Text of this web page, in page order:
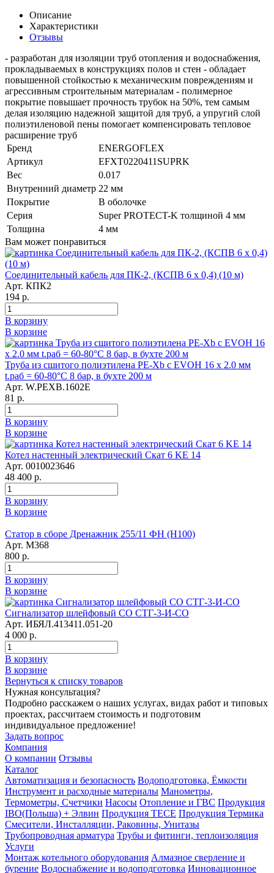
Описание
Характеристики
Отзывы
- разработан для изоляции труб отопления и водоснабжения,
прокладываемых в конструкциях полов и стен - обладает
повышенной стойкостью к механическим повреждениям и
агрессивным строительным материалам - полимерное
покрытие повышает прочность трубок на 50%, тем самым
делая изоляцию надежной защитой для труб, а упругий слой
полиэтиленовой пены помогает компенсировать тепловое
расширение труб
Бренд
ENERGOFLEX
Артикул
EFXT0220411SUPRK
Вес
0.017
Внутренний диаметр 22 мм
Покрытие
В оболочке
Серия
Super PROTECT-K толщиной 4 мм
Толщина
4 мм
Вам может понравиться
Соединительный кабель для ПК-2, (КСПВ 6 х 0,4) (10 м)
Арт. КПК2
194 р.
В корзину
В корзине
Труба из сшитого полиэтилена PE-Xb с EVOH 16 x 2.0 мм
t.раб = 60-80°C 8 бар, в бухте 200 м
Арт. W.PEXB.1602E
81 р.
В корзину
В корзине
Котел настенный электрический Скат 6 KE 14
Арт. 0010023646
48 400 р.
В корзину
В корзине
Статор в сборе Дренажник 255/11 ФН (Н100)
Арт. М368
800 р.
В корзину
В корзине
Сигнализатор шлейфовый СО СТГ-3-И-СО
Арт. ИБЯЛ.413411.051-20
4 000 р.
В корзину
В корзине
Вернуться к списку товаров
Нужная консультация?
Подробно расскажем о наших услугах, видах работ и типовых
проектах, рассчитаем стоимость и подготовим
индивидуальное предложение!
Задать вопрос
Компания
О компании Отзывы
Каталог
Автоматизация и безопасность Водоподготовка, Ёмкости
Инструмент и расходные материалы Манометры,
Термометры, Счетчики Насосы Отопление и ГВС Продукция
IBO(Польша) + Элвин Продукция TECE Продукция Термика
Смесители, Инсталляции, Раковины, Унитазы
Трубопроводная арматура Трубы и фитинги, теплоизоляция
Услуги
Монтаж котельного оборудования Алмазное сверление и
бурение Водоснабжение и водоподготовка Инновационное